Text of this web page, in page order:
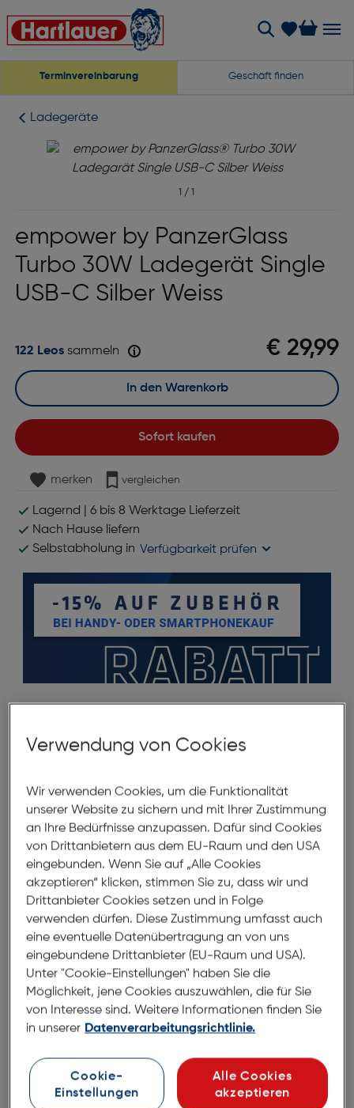
Terminvereinbarung Geschäft finden
Ladegeräte
1 / 1
empower by PanzerGlass
Turbo 30W Ladegerät Single
USB-C Silber Weiss
€ 29,99
122 Leossammeln
Sofort kaufen
In den Warenkorb
merken vergleichen
Lagernd | 6 bis 8 Werktage Lieferzeit
Nach Hause liefern
Selbstabholung in Verfügbarkeit prüfen
30W Ladegerät Single USB-C
Silber Weiss
ArtNr.: 180011562
FAST CHARGE
empower by PanzerGlass Turbo 30W Ladegerät
(USB-C, EU-Stecker)
Zuverlässige, robuste Ladegeräte für Smartphones,
Tablets und mehr. Bereit für schnelles Laden – und
zwar richtig schnell!
•Schnellladen bis zu 30W
• EU-Stecker
•Schutz vor Überhitzung
Verwendung von Cookies
Wir verwenden Cookies, um die Funktionalität
unserer Website zu sichern und mit Ihrer Zustimmung
an Ihre Bedürfnisse anzupassen. Dafür sind Cookies
von Drittanbietern aus dem EU-Raum und den USA
eingebunden. Wenn Sie auf „Alle Cookies
akzeptieren“ klicken, stimmen Sie zu, dass wir und
Drittanbieter Cookies setzen und in Folge
verwenden dürfen. Diese Zustimmung umfasst auch
eine eventuelle Datenübertragung an von uns
eingebundene Drittanbieter (EU-Raum und USA).
Unter "Cookie-Einstellungen" haben Sie die
Möglichkeit, jene Cookies auszuwählen, die für Sie
von Interesse sind. Weitere Informationen finden Sie
in unserer Datenverarbeitungsrichtlinie.
Cookie-
Einstellungen
Alle Cookies
akzeptieren